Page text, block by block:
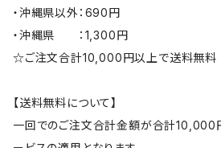
・沖縄県以外：690円
・沖縄県 ：1,300円
☆ご注文合計10,000円以上で送料無料
【送料無料について】
一回でのご注文合計金額が合計10,000